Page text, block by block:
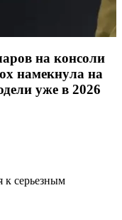
на консоли
намекнула на
уже в 2026
к серьезным